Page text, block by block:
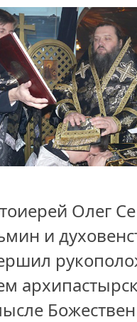
Олег
и